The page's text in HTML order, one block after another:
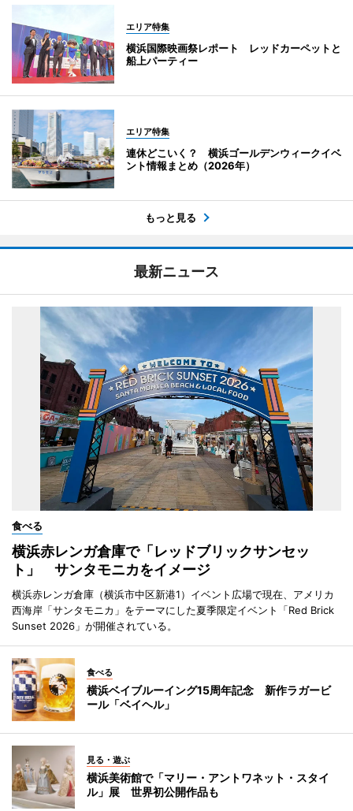
エリア特集
横浜国際映画祭レポート レッドカーペットと
船上パーティー
エリア特集
連休どこいく？ 横浜ゴールデンウィークイベ
ント情報まとめ（2026年）
もっと見る
最新ニュース
食べる
横浜赤レンガ倉庫で「レッドブリックサンセッ
ト」 サンタモニカをイメージ
横浜赤レンガ倉庫（横浜市中区新港1）イベント広場で現在、アメリカ
西海岸「サンタモニカ」をテーマにした夏季限定イベント「Red Brick
Sunset 2026」が開催されている。
食べる
横浜ベイブルーイング15周年記念 新作ラガービ
ール「ベイヘル」
見る・遊ぶ
横浜美術館で「マリー・アントワネット・スタイ
ル」展 世界初公開作品も